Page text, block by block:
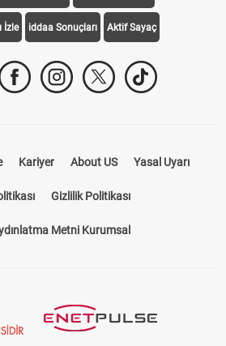
İzle iddaa Sonuçları Aktif Sayaç
Kariyer About US Yasal Uyarı
Gizlilik Politikası
Metni Kurumsal